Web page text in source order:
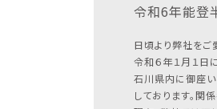
令和6年能登
日頃より弊社をご
令和６年１月１日
石川県内に御座い
しております。関